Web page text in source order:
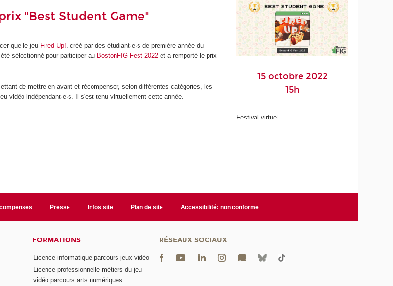
"Best Student Game"
que le jeu Fired Up! , créé par des étudiant·e·s de première année du
sélectionné pour participer au BostonFIG Fest 2022 et a remporté le prix
de mettre en avant et récompenser, selon différentes catégories, les
vidéo indépendant·e·s. Il s'est tenu virtuellement cette année.
15 octobre 2022
15h
Festival virtuel
Presse Infos site Plan de site Accessibilité: non conforme
FORMATIONS
Licence informatique parcours jeux vidéo
Licence professionnelle métiers du jeu
vidéo parcours arts numériques
RÉSEAUX SOCIAUX